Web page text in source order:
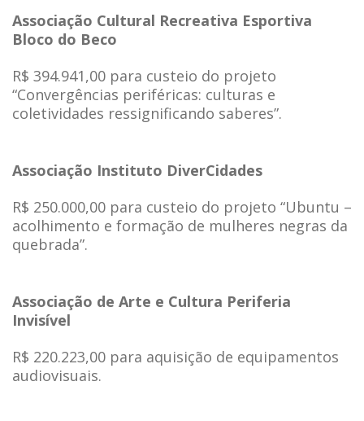
Associação Cultural Recreativa Esportiva
Bloco do Beco
R$ 394.941,00 para custeio do projeto
“Convergências periféricas: culturas e
coletividades ressignificando saberes”.
Associação Instituto DiverCidades
R$ 250.000,00 para custeio do projeto “Ubuntu –
acolhimento e formação de mulheres negras da
quebrada”.
Associação de Arte e Cultura Periferia
Invisível
R$ 220.223,00 para aquisição de equipamentos
audiovisuais.